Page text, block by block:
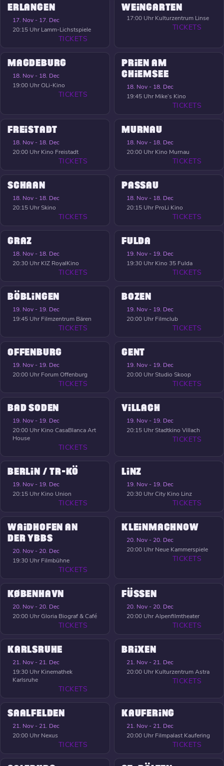
ERLANGEN
17. Nov - 17. Dec
20:15 Uhr Lamm-Lichstspiele
TICKETS
WEINGARTEN
17:00 Uhr Kulturzentrum Linse
TICKETS
MAGDEBURG
18. Nov - 18. Dec
19:00 UhrOLi-Kino
TICKETS
PRIEN AM
CHIEMSEE
18. Nov - 18. Dec
19:45 Uhr Mike’s Kino
TICKETS
FREISTADT
18. Nov - 18. Dec
20:00 Uhr Kino Freistadt
TICKETS
MURNAU
18. Nov - 18. Dec
20:00 Uhr Kino Murnau
TICKETS
SCHAAN
18. Nov - 18. Dec
20:15 UhrSkino
TICKETS
PASSAU
18. Nov - 18. Dec
20:15 Uhr ProLi Kino
TICKETS
GRAZ
18. Nov - 18. Dec
20:30 Uhr KIZ RoyalKino
TICKETS
FULDA
19. Nov - 19. Dec
19:30 Uhr Kino 35 Fulda
TICKETS
BÖBLINGEN
19. Nov - 19. Dec
19:45 Uhr Filmzentrum Bären
TICKETS
BOZEN
19. Nov - 19. Dec
20:00 Uhr Filmclub
TICKETS
OFFENBURG
19. Nov - 19. Dec
20:00 Uhr Forum Offenburg
TICKETS
GENT
19. Nov - 19. Dec
20:00 UhrStudio Skoop
TICKETS
BAD SODEN
19. Nov - 19. Dec
20:00 Uhr Kino CasaBlanca Art
House
TICKETS
VILLACH
19. Nov - 19. Dec
20:15 UhrStadtkino Villach
TICKETS
BERLIN / TR-KÖ
19. Nov - 19. Dec
20:15 Uhr Kino Union
TICKETS
LINZ
19. Nov - 19. Dec
20:30 UhrCity Kino Linz
TICKETS
WAIDHOFEN AN
DER YBBS
20. Nov - 20. Dec
19:30 Uhr Filmbühne
TICKETS
KLEINMACHNOW
20. Nov - 20. Dec
20:00 Uhr Neue Kammerspiele
TICKETS
KØBENHAVN
20. Nov - 20. Dec
20:00 UhrGloria Biograf & Café
TICKETS
FÜSSEN
20. Nov - 20. Dec
20:00 UhrAlpenfilmtheater
TICKETS
KARLSRUHE
21. Nov - 21. Dec
19:30 Uhr Kinemathek
Karlsruhe
TICKETS
BRIXEN
21. Nov - 21. Dec
20:00 Uhr Kulturzentrum Astra
TICKETS
SAALFELDEN
21. Nov - 21. Dec
20:00 Uhr Nexus
TICKETS
KAUFERING
21. Nov - 21. Dec
20:00 Uhr Filmpalast Kaufering
TICKETS